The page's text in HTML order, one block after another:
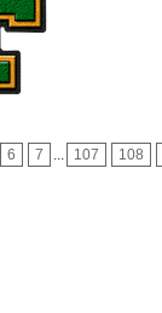
6 7 ... 107 108